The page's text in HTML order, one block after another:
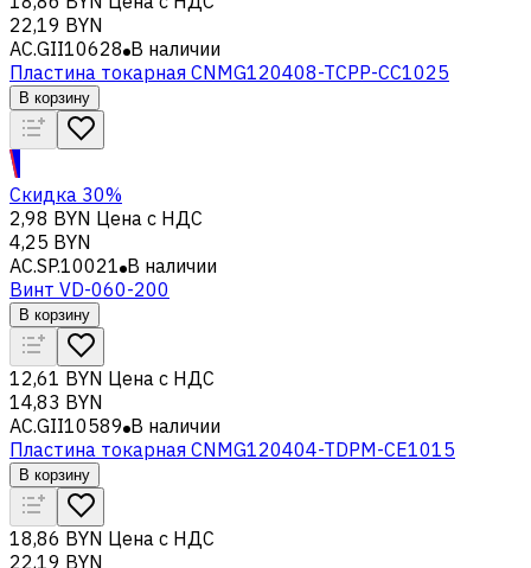
22,19 BYN
AC.GII10628 В наличии
Пластина токарная CNMG120408-TCPP-CC1025
В корзину
Скидка 30%
2,98 BYN Цена с НДС
4,25 BYN
AC.SP.10021 В наличии
Винт VD-060-200
В корзину
12,61 BYN Цена с НДС
14,83 BYN
AC.GII10589 В наличии
Пластина токарная CNMG120404-TDPM-CE1015
В корзину
18,86 BYN Цена с НДС
22,19 BYN